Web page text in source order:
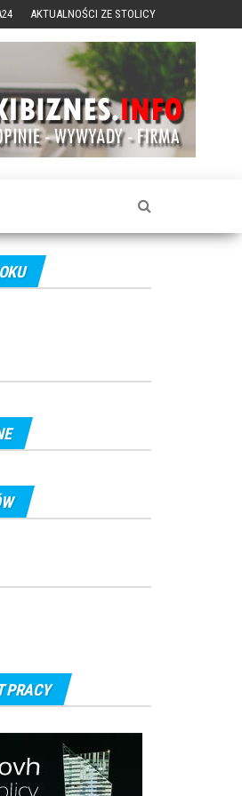
AKTUALNOŚCI ZE STOLICY
PRACY